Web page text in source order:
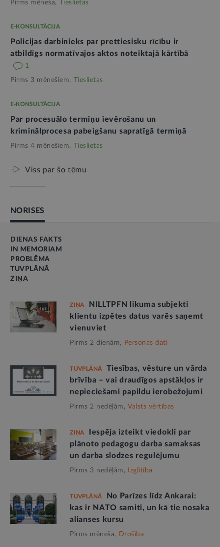
Pirms mēneša, Tieslietas
E-KONSULTĀCIJA
Policijas darbinieks par prettiesisku rīcību ir
atbildīgs normatīvajos aktos noteiktajā kārtībā
1
Pirms 3 mēnešiem, Tieslietas
E-KONSULTĀCIJA
Par procesuālo termiņu ievērošanu un
kriminālprocesa pabeigšanu sapratīgā termiņā
Pirms 4 mēnešiem, Tieslietas
Viss par šo tēmu
NORISES
DIENAS FAKTS
IN MEMORIAM
PROBLĒMA
TUVPLĀNĀ
ZIŅA
ZIŅA
NILLTPFN likuma subjekti
klientu izpētes datus varēs saņemt
vienuviet
Pirms 2 dienām, Personas dati
TUVPLĀNĀ
Tiesības, vēsture un vārda
brīvība – vai draudīgos apstākļos ir
nepieciešami papildu ierobežojumi
Pirms 2 nedēļām, Valsts vērtības
ZIŅA
Iespēja izteikt viedokli par
plānoto pedagogu darba samaksas
un darba slodzes regulējumu
Pirms 3 nedēļām, Izglītība
TUVPLĀNĀ
No Parīzes līdz Ankarai:
kas ir NATO samiti, un kā tie nosaka
alianses kursu
Pirms mēneša, Drošība